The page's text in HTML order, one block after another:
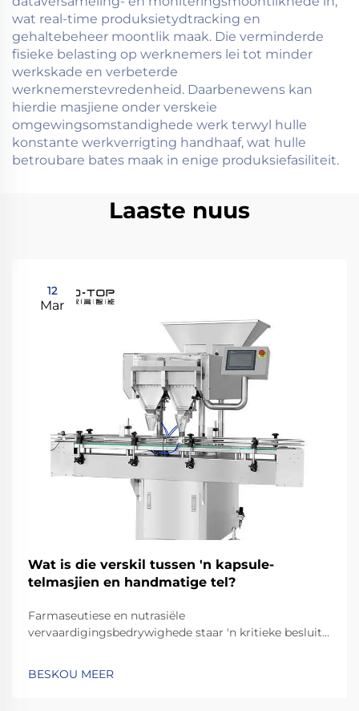
wat real-time produksietydtracking en
gehaltebeheer moontlik maak. Die verminderde
fisieke belasting op werknemers lei tot minder
werkskade en verbeterde
werknemerstevredenheid. Daarbenewens kan
hierdie masjiene onder verskeie
omgewingsomstandighede werk terwyl hulle
konstante werkverrigting handhaaf, wat hulle
betroubare bates maak in enige produksiefasiliteit.
Laaste nuus
12
Mar
Wat is die verskil tussen 'n kapsule-
telmasjien en handmatige tel?
Farmaseutiese en nutrasiële
vervaardigingsbedrywighede staar 'n kritieke besluit
BESKOU MEER